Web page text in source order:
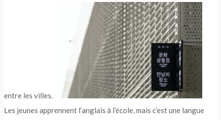
entre les villes.
Les jeunes apprennent l’anglais à l’école, mais c’est une langue